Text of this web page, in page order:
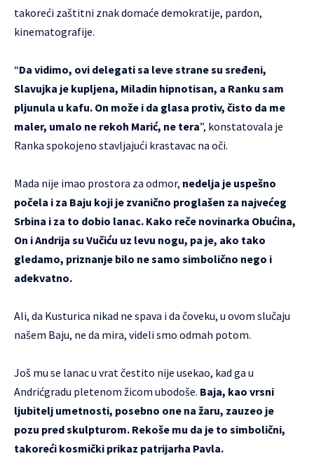
takoreći zaštitni znak domaće demokratije, pardon,
kinematografije.
“Da vidimo, ovi delegati sa leve strane su sređeni,
Slavujka je kupljena, Miladin hipnotisan, a Ranku sam
pljunula u kafu. On može i da glasa protiv, čisto da me
maler, umalo ne rekoh Marić, ne tera”, konstatovala je
Ranka spokojeno stavljajući krastavac na oči.
Mada nije imao prostora za odmor, nedelja je uspešno
počela i za Baju koji je zvanično proglašen za najvećeg
Srbina i za to dobio lanac. Kako reče novinarka Obućina,
On i Andrija su Vučiću uz levu nogu, pa je, ako tako
gledamo, priznanje bilo ne samo simbolično nego i
adekvatno.
Ali, da Kusturica nikad ne spava i da čoveku, u ovom slučaju
našem Baju, ne da mira, videli smo odmah potom.
Još mu se lanac u vrat čestito nije usekao, kad ga u
Andrićgradu pletenom žicom ubodoše. Baja, kao vrsni
ljubitelj umetnosti, posebno one na žaru, zauzeo je
pozu pred skulpturom. Rekoše mu da je to simbolični,
takoreći kosmički prikaz patrijarha Pavla.